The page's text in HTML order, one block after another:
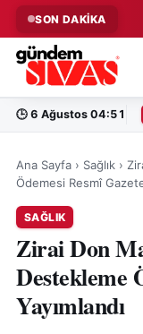
SON DAKİKA
Hareketliliği!
🕒 6 Ağustos 04:51
Ana Sayfa › Sağlık ›
Ödemesi Resmî
SAĞLIK
Zirai Don
Destekleme
Yayımlandı